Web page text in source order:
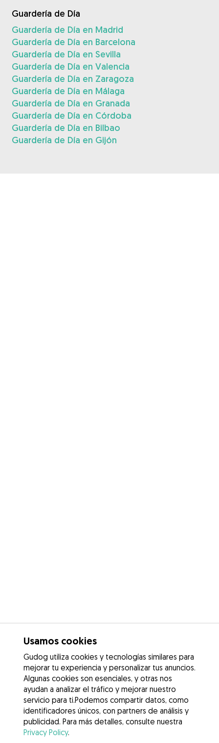
Usamos cookies
Gudog utiliza cookies y tecnologías similares para
mejorar tu experiencia y personalizar tus anuncios.
Algunas cookies son esenciales, y otras nos
ayudan a analizar el tráfico y mejorar nuestro
servicio para ti.Podemos compartir datos, como
identificadores únicos, con partners de análisis y
publicidad. Para más detalles, consulte nuestra
Privacy Policy.
Guardería de Día
Guardería de Día en Madrid
Guardería de Día en Barcelona
Guardería de Día en Sevilla
Guardería de Día en Valencia
Guardería de Día en Zaragoza
Guardería de Día en Málaga
Guardería de Día en Granada
Guardería de Día en Córdoba
Guardería de Día en Bilbao
Guardería de Día en Gijón